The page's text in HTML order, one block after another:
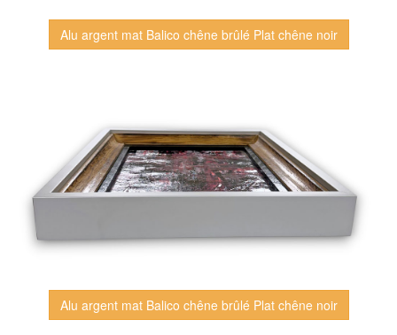
Alu argent mat Balico chêne brûlé Plat chêne noir
Alu argent mat Balico chêne brûlé Plat chêne noir